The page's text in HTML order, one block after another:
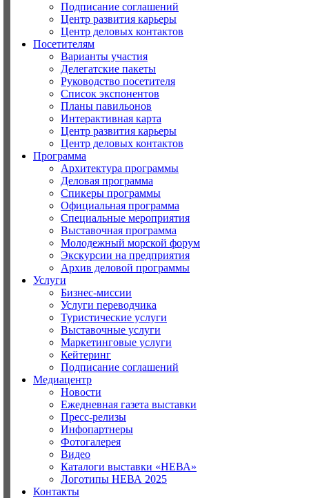
Подписание соглашений
Центр развития карьеры
Центр деловых контактов
Посетителям
Варианты участия
Делегатские пакеты
Руководство посетителя
Список экспонентов
Планы павильонов
Интерактивная карта
Центр развития карьеры
Центр деловых контактов
Программа
Архитектура программы
Деловая программа
Спикеры программы
Официальная программа
Специальные мероприятия
Выставочная программа
Молодежный морской форум
Экскурсии на предприятия
Архив деловой программы
Услуги
Бизнес-миссии
Услуги переводчика
Туристические услуги
Выставочные услуги
Маркетинговые услуги
Кейтеринг
Подписание соглашений
Медиацентр
Новости
Ежедневная газета выставки
Пресс-релизы
Инфопартнеры
Фотогалерея
Видео
Каталоги выставки «НЕВА»
Логотипы НЕВА 2025
Контакты